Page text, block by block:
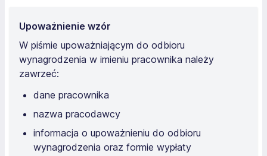
Upoważnienie wzór
W piśmie upoważniającym do odbioru
wynagrodzenia w imieniu pracownika należy
zawrzeć:
dane pracownika
nazwa pracodawcy
informacja o upoważnieniu do odbioru
wynagrodzenia oraz formie wypłaty